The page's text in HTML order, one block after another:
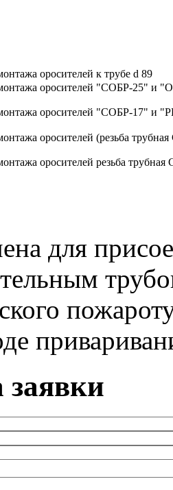
оросителей к трубе d 89
оросителей "СОБР-25" и
оросителей "СОБР-17" и
оросителей (резьба трубная
оросителей резьба трубная
для